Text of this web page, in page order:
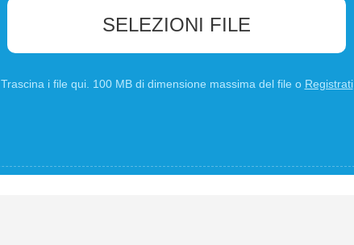
SELEZIONI FILE
Trascina i file qui. 100 MB di dimensione massima del file o Registrati